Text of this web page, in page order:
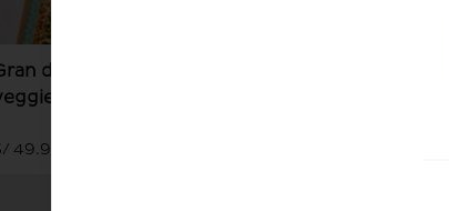
dupla
+ palitos +
49.90